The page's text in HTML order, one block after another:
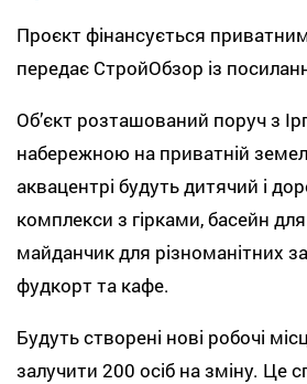
Проєкт фінансується
передає СтройОбзор із
Об’єкт розташований поруч з
набережною на приватній
аквацентрі будуть дитячий і
комплекси з гірками, басейн для
майданчик для різноманітних
фудкорт та кафе.
Будуть створені нові робочі
залучити 200 осіб на зміну. Це